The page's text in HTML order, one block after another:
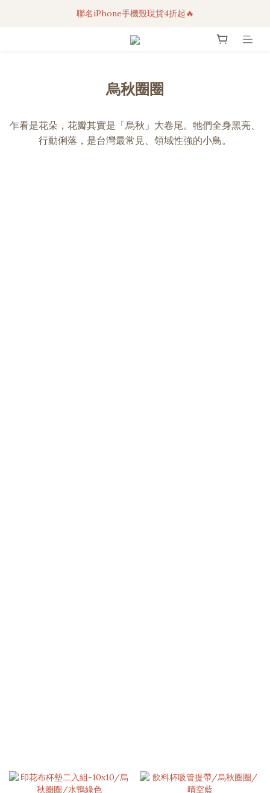
3C科技好物｜任選2件95折！
聯名iPhone手機殼現貨4折起🔥
超人氣聯名自動傘任2件9折！
烏秋圈圈
乍看是花朵，花瓣其實是「烏秋」大卷尾。牠們全身黑亮、
行動俐落，是台灣最常見、領域性強的小鳥。